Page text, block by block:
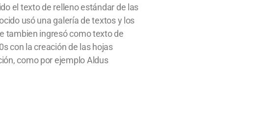
el texto de relleno estándar de las
usó una galería de textos y los
tambien ingresó como texto de
con la creación de las hojas
como por ejemplo Aldus